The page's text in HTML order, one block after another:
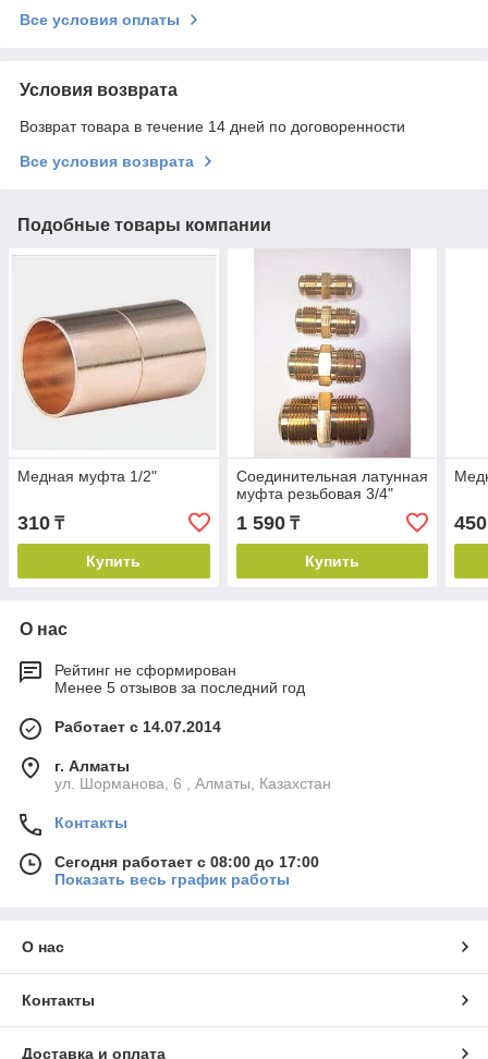
Все условия оплаты
Условия возврата
Возврат товара в течение 14 дней по договоренности
Все условия возврата
Подобные товары компании
Медная муфта 1/2"
310 ₸
Купить
Соединительная латунная
муфта резьбовая 3/4"
1 590₸
Купить
450
О нас
Рейтинг не сформирован
Менее 5 отзывов за последний год
Работает с 14.07.2014
г. Алматы
ул. Шорманова, 6 , Алматы, Казахстан
Контакты
Сегодня работает с 08:00 до 17:00
Показать весь график работы
О нас
Контакты
Доставка и оплата